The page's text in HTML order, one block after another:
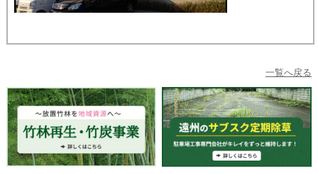
一覧へ戻る